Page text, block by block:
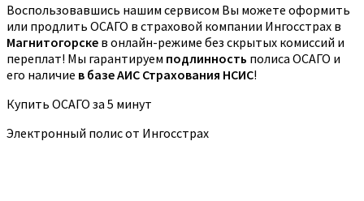
Воспользовавшись нашим сервисом Вы можете оформить
или продлить ОСАГО в страховой компании Ингосстрах в
Магнитогорске в онлайн-режиме без скрытых комиссий и
переплат! Мы гарантируем подлинность полиса ОСАГО и
его наличие в базе АИС Страхования НСИС!
Купить ОСАГО за 5 минут
Электронный полис от Ингосстрах